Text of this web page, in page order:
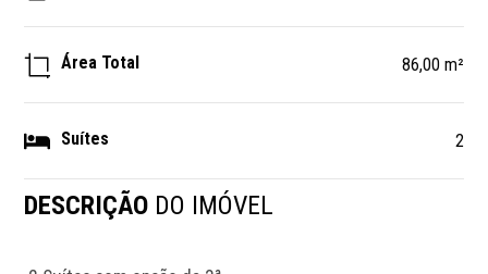
Área Total 86,00 m²
Suítes 2
DESCRIÇÃO DO IMÓVEL